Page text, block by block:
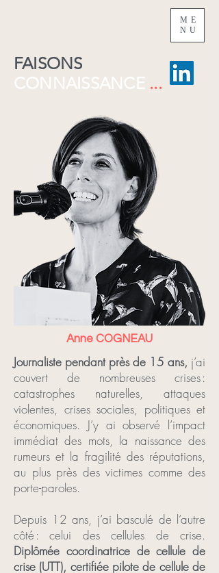
ME
NU
FAISONS
CONNAISSANCE ...
Anne COGNEAU
Journaliste pendant près de 15 ans, j’ai
couvert de nombreuses crises :
catastrophes naturelles, attaques
violentes, crises sociales, politiques et
économiques. J’y ai observé l’impact
immédiat des mots, la naissance des
rumeurs et la fragilité des réputations,
au plus près des victimes comme des
porte-paroles.
Depuis 12 ans, j’ai basculé de l’autre
côté : celui des cellules de crise.
Diplômée coordinatrice de cellule de
crise (UTT), certifiée pilote de cellule de